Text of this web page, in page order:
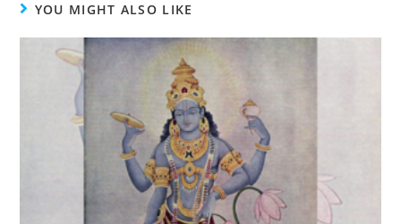
YOU MIGHT ALSO LIKE